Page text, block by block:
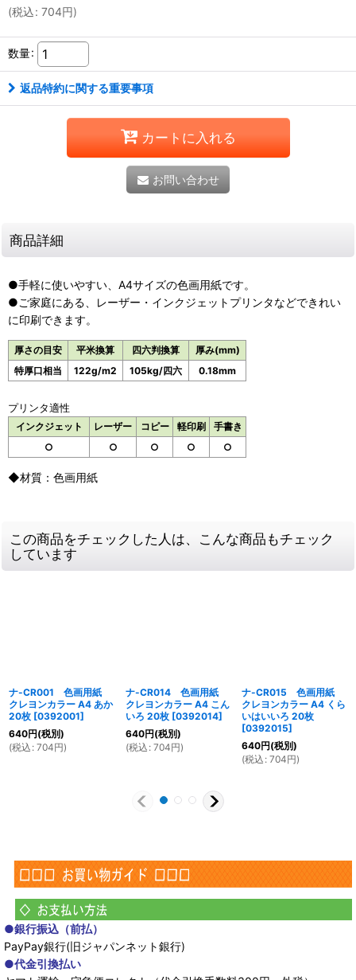
(税込: 704円)
数量:
返品特約に関する重要事項
カートに入れる
お問い合わせ
商品詳細
●手軽に使いやすい、A4サイズの色画用紙です。
●ご家庭にある、レーザー・インクジェットプリンタなどできれい
に印刷できます。
厚さの目安 平米換算 四六判換算
厚み(mm)
特厚口相当
122g/m2 105kg/四六 0.18mm
プリンタ適性
インクジェット レーザー コピー 軽印刷
手書き
○
○ ○ ○ ○
◆材質：色画用紙
この商品をチェックした人は、こんな商品もチェック
しています
ナ-CR001 色画用紙
クレヨンカラー A4 あか
20枚 [0392001]
640円(税別)
(税込 : 704円)
ナ-CR014 色画用紙
クレヨンカラー A4 こん
いろ 20枚 [0392014]
640円(税別)
(税込 : 704円)
ナ-CR015 色画用紙
クレヨンカラー A4 くら
いはいいろ 20枚
[0392015]
640円(税別)
(税込 : 704円)
●銀行振込（前払）
PayPay銀行(旧ジャパンネット銀行)
●代金引換払い